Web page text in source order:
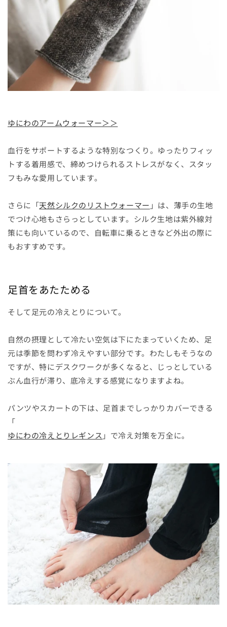
ゆにわのアームウォーマー＞＞
血行をサポートするような特別なつくり。ゆったりフィッ
トする着用感で、締めつけられるストレスがなく、スタッ
フもみな愛用しています。
さらに「天然シルクのリストウォーマー 」は、薄手の生地
でつけ心地もさらっとしています。シルク生地は紫外線対
策にも向いているので、自転車に乗るときなど外出の際に
もおすすめです。
足首をあたためる
そして足元の冷えとりについて。
自然の摂理として冷たい空気は下にたまっていくため、足
元は季節を問わず冷えやすい部分です。わたしもそうなの
ですが、特にデスクワークが多くなると、じっとしている
ぶん血行が滞り、底冷えする感覚になりますよね。
パンツやスカートの下は、足首までしっかりカバーできる
「
ゆにわの冷えとりレギンス 」で冷え対策を万全に。